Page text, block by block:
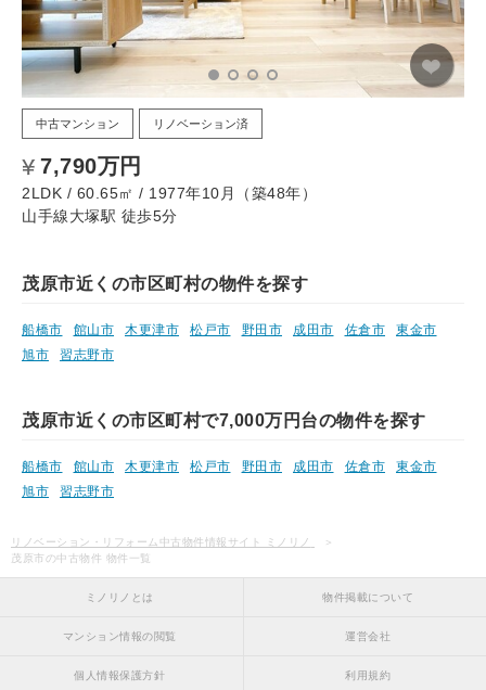
中古マンション リノベーション済
7,790万円
2LDK / 60.65㎡ / 1977年10月（築48年）
山手線大塚駅 徒歩5分
茂原市近くの市区町村の物件を探す
船橋市 館山市 木更津市 松戸市 野田市 成田市 佐倉市
東金市
旭市
習志野市
茂原市近くの市区町村で7,000万円台の物件を探す
船橋市 館山市 木更津市 松戸市 野田市 成田市 佐倉市
東金市
旭市
習志野市
リノベーション・リフォーム中古物件情報サイト ミノリノ
茂原市の中古物件 物件一覧
ミノリノとは 物件掲載について
マンション情報の閲覧 運営会社
個人情報保護方針 利用規約